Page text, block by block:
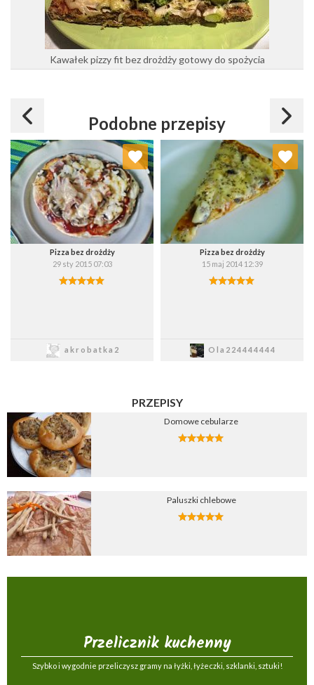
Kawałek pizzy fit bez drożdży gotowy do spożycia
Podobne przepisy
Pizza bez drożdży
29 sty 2015 07:03
akrobatka2
Dodaj do ulubionych
Wybierz listę:
Pizza bez drożdży
15 maj 2014 12:39
Ola224444444
Dodaj do ulubionych
Wybierz listę:
PRZEPISY
Domowe cebularze
Paluszki chlebowe
Przelicznik kuchenny
Szybko i wygodnie przeliczysz gramy na łyżki, łyżeczki, szklanki, sztuki!